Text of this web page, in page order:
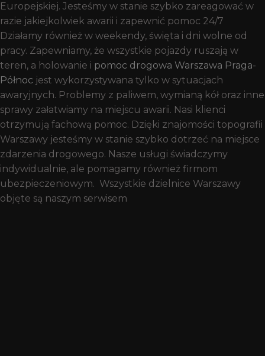
Europejskiej. Jesteśmy w stanie szybko zareagować w
razie jakiejkolwiek awarii i zapewnić pomoc 24/7
Działamy również w weekendy, święta i dni wolne od
pracy. Zapewniamy, że wszystkie pojazdy ruszają w
teren, a holowanie i pomoc drogowa Warszawa Praga-
Północ jest wykorzystywana tylko w sytuacjach
awaryjnych. Problemy z paliwem, wymianą kół oraz inne
sprawy załatwiamy na miejscu awarii. Nasi klienci
otrzymują fachową pomoc. Dzięki znajomości topografii
Warszawy jesteśmy w stanie szybko dotrzeć na miejsce
zdarzenia drogowego. Nasze usługi świadczymy
indywidualnie, ale pomagamy również firmom
ubezpieczeniowym. Wszystkie dzielnice Warszawy
objęte są naszym serwisem